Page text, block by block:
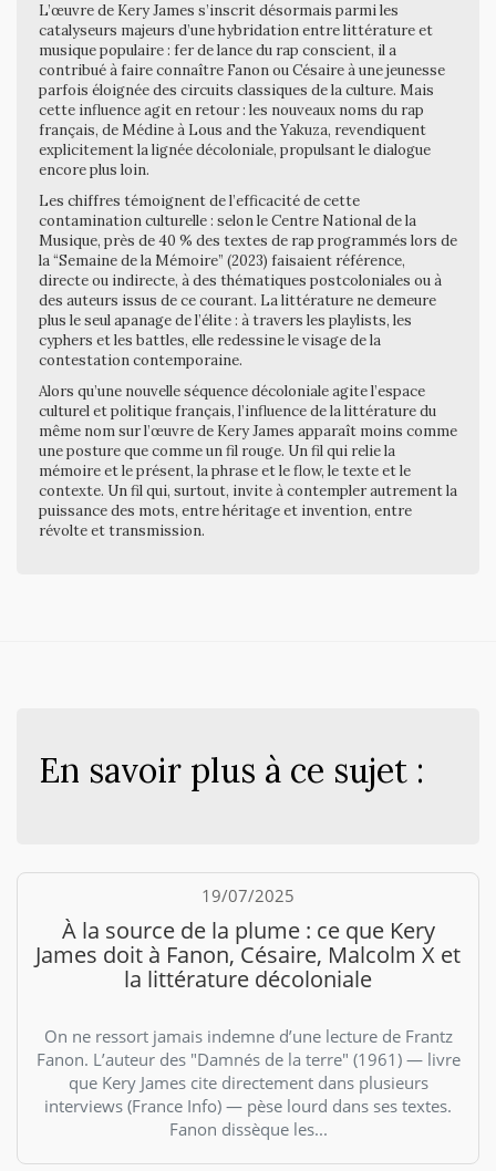
L’œuvre de Kery James s’inscrit désormais parmi les
catalyseurs majeurs d’une hybridation entre littérature et
musique populaire : fer de lance du rap conscient, il a
contribué à faire connaître Fanon ou Césaire à une jeunesse
parfois éloignée des circuits classiques de la culture. Mais
cette influence agit en retour : les nouveaux noms du rap
français, de Médine à Lous and the Yakuza, revendiquent
explicitement la lignée décoloniale, propulsant le dialogue
encore plus loin.
Les chiffres témoignent de l’efficacité de cette
contamination culturelle : selon le Centre National de la
Musique, près de 40 % des textes de rap programmés lors de
la “Semaine de la Mémoire” (2023) faisaient référence,
directe ou indirecte, à des thématiques postcoloniales ou à
des auteurs issus de ce courant. La littérature ne demeure
plus le seul apanage de l’élite : à travers les playlists, les
cyphers et les battles, elle redessine le visage de la
contestation contemporaine.
Alors qu’une nouvelle séquence décoloniale agite l’espace
culturel et politique français, l’influence de la littérature du
même nom sur l’œuvre de Kery James apparaît moins comme
une posture que comme un fil rouge. Un fil qui relie la
mémoire et le présent, la phrase et le flow, le texte et le
contexte. Un fil qui, surtout, invite à contempler autrement la
puissance des mots, entre héritage et invention, entre
révolte et transmission.
En savoir plus à ce sujet :
19/07/2025
À la source de la plume : ce que Kery
James doit à Fanon, Césaire, Malcolm X et
la littérature décoloniale
On ne ressort jamais indemne d’une lecture de Frantz
Fanon. L’auteur des "Damnés de la terre" (1961) — livre
que Kery James cite directement dans plusieurs
interviews (France Info) — pèse lourd dans ses textes.
Fanon dissèque les...